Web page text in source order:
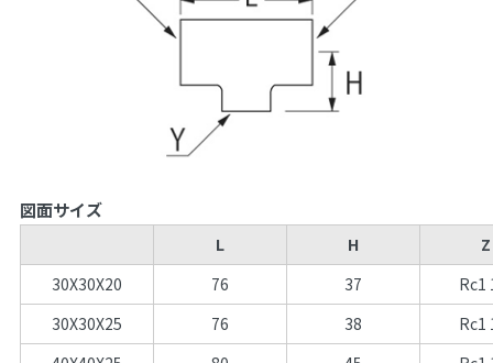
図面サイズ
L H
Z
30X30X20
76 37
Rc1
30X30X25
76 38
Rc1